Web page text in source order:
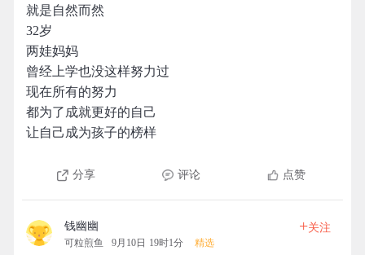
就是自然而然
32岁
两娃妈妈
曾经上学也没这样努力过
现在所有的努力
都为了成就更好的自己
让自己成为孩子的榜样
分享 评论 点赞
钱幽幽
可粒煎鱼 9月10日 19时1分 精选
+关注